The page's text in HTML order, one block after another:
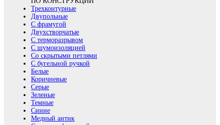
Трехконтурные
Двупольные
С фрамугой
Двухстворчатые
С терморазрывом
С шумоизоляцией
Со скрытыми петлями
С бугельной ручкой
Белые
Коричневые
Серые
Зеленые
Темные
Синие
Медный антик